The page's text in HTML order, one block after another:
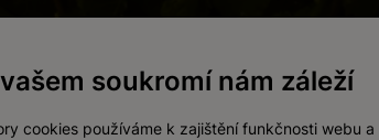
Zákaz
soukromí nám záleží
cookies používáme k zajištění funkčnosti webu